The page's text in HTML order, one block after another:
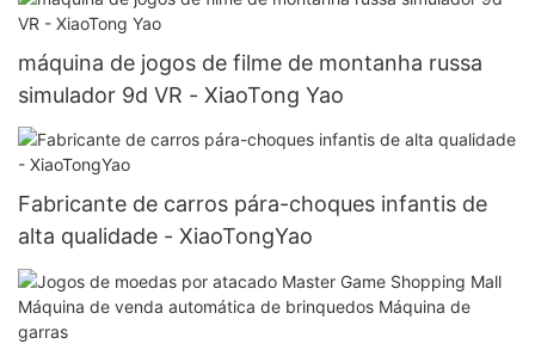
máquina de jogos de filme de montanha russa
simulador 9d VR - XiaoTong Yao
Fabricante de carros pára-choques infantis de
alta qualidade - XiaoTongYao